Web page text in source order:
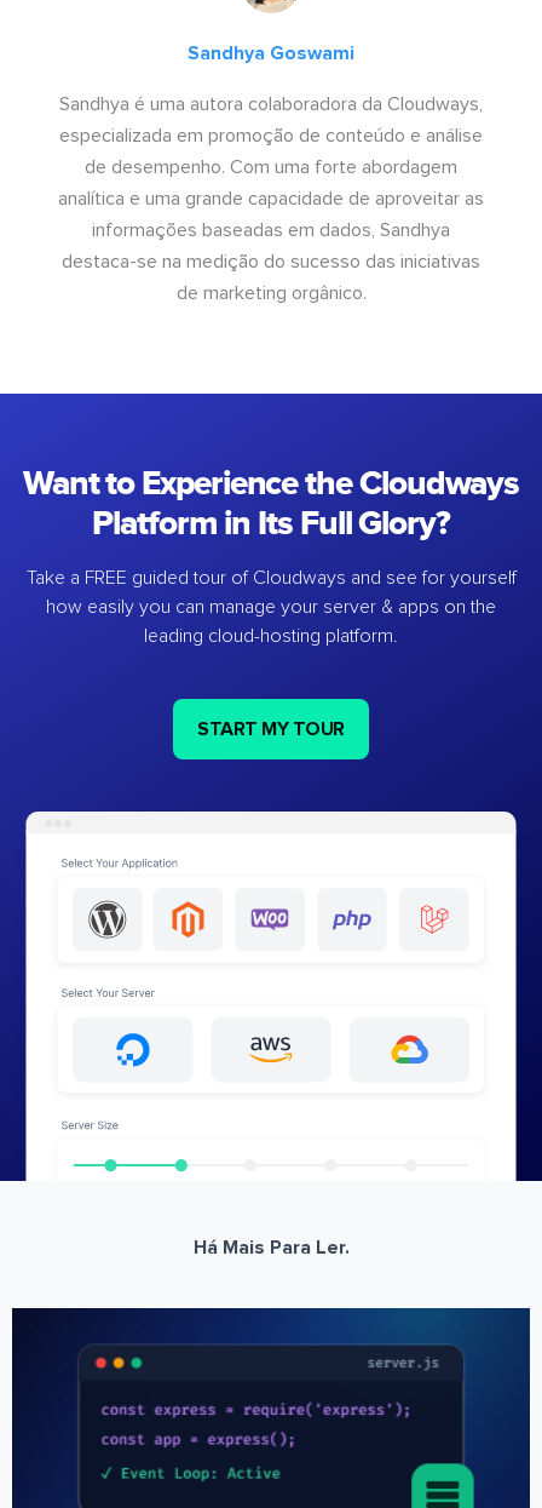
Sandhya Goswami
Sandhya é uma autora colaboradora da Cloudways,
especializada em promoção de conteúdo e análise
de desempenho. Com uma forte abordagem
analítica e uma grande capacidade de aproveitar as
informações baseadas em dados, Sandhya
destaca-se na medição do sucesso das iniciativas
de marketing orgânico.
Want to Experience the Cloudways
Platform in Its Full Glory?
Take a FREE guided tour of Cloudways and see for yourself
how easily you can manage your server & apps on the
leading cloud-hosting platform.
START MY TOUR
Há Mais Para Ler.